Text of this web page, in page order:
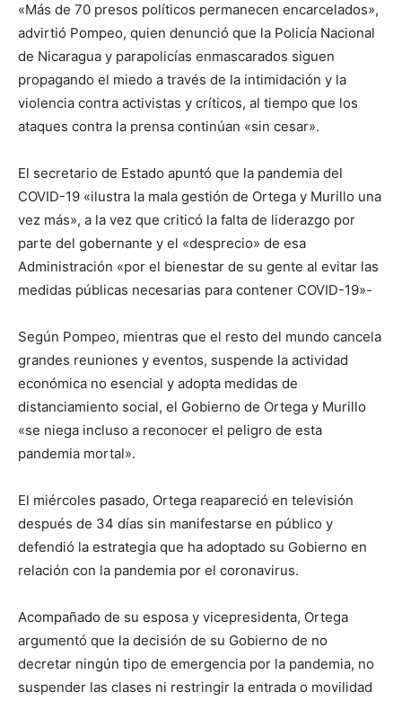
«Más de 70 presos políticos permanecen encarcelados»,
advirtió Pompeo, quien denunció que la Policía Nacional
de Nicaragua y parapolicías enmascarados siguen
propagando el miedo a través de la intimidación y la
violencia contra activistas y críticos, al tiempo que los
ataques contra la prensa continúan «sin cesar».
El secretario de Estado apuntó que la pandemia del
COVID-19 «ilustra la mala gestión de Ortega y Murillo una
vez más», a la vez que criticó la falta de liderazgo por
parte del gobernante y el «desprecio» de esa
Administración «por el bienestar de su gente al evitar las
medidas públicas necesarias para contener COVID-19»-
Según Pompeo, mientras que el resto del mundo cancela
grandes reuniones y eventos, suspende la actividad
económica no esencial y adopta medidas de
distanciamiento social, el Gobierno de Ortega y Murillo
«se niega incluso a reconocer el peligro de esta
pandemia mortal».
El miércoles pasado, Ortega reapareció en televisión
después de 34 días sin manifestarse en público y
defendió la estrategia que ha adoptado su Gobierno en
relación con la pandemia por el coronavirus.
Acompañado de su esposa y vicepresidenta, Ortega
argumentó que la decisión de su Gobierno de no
decretar ningún tipo de emergencia por la pandemia, no
suspender las clases ni restringir la entrada o movilidad